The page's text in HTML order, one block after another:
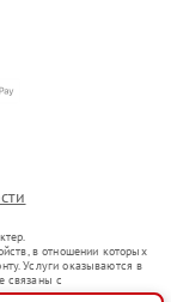
в отношении которых
Услуги оказываются в
связаны с